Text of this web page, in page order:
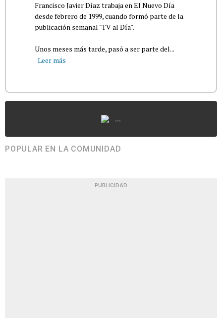
Francisco Javier Díaz trabaja en El Nuevo Día
desde febrero de 1999, cuando formó parte de la
publicación semanal "TV al Día".
Unos meses más tarde, pasó a ser parte del...
Leer más
...
POPULAR EN LA COMUNIDAD
PUBLICIDAD